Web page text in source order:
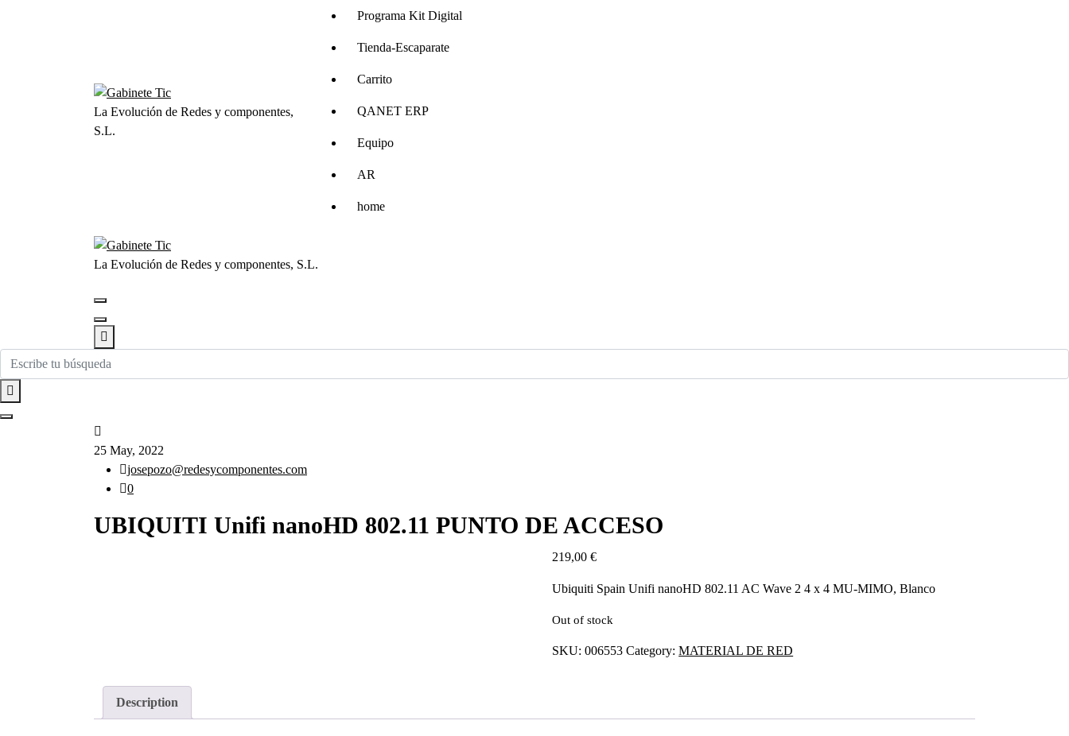
La Evolución de Redes y componentes,
S.L.
Programa Kit Digital
Tienda-Escaparate
Carrito
QANET ERP
Equipo
AR
home
La Evolución de Redes y componentes, S.L.
25 May, 2022
josepozo@redesycomponentes.com
0
UBIQUITI Unifi nanoHD 802.11 PUNTO DE ACCESO
219,00€
Ubiquiti Spain Unifi nanoHD 802.11 AC Wave 2 4 x 4 MU-MIMO, Blanco
Out of stock
SKU:006553 Category:MATERIAL DE RED
Description